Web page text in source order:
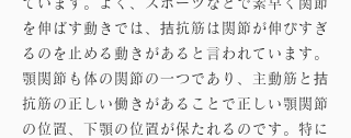
を伸ばす動きでは、拮抗筋は関節が伸びすぎ
るのを止める動きがあると言われています。
顎関節も体の関節の一つであり、主動筋と拮
抗筋の正しい働きがあることで正しい顎関節
の位置、下顎の位置が保たれるのです。特に